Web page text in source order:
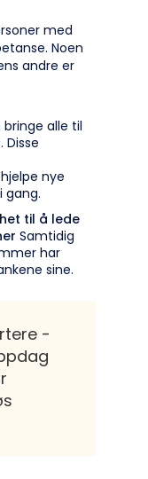
med
Noen
andre er
alle til
nye
gang.
til å lede
Samtidig
har
sine.
-